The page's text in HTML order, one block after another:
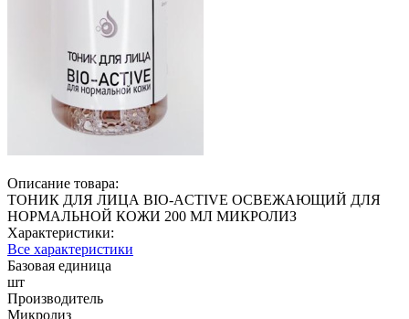
Описание товара:
ТОНИК ДЛЯ ЛИЦА BIO-ACTIVE ОСВЕЖАЮЩИЙ ДЛЯ
НОРМАЛЬНОЙ КОЖИ 200 МЛ МИКРОЛИЗ
Характеристики:
Все характеристики
Базовая единица
шт
Производитель
Микролиз